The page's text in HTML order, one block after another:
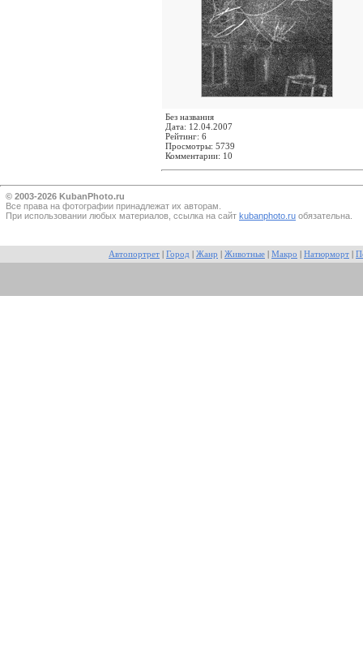
Без названия
Дата: 12.04.2007
Рейтинг: 6
Просмотры: 5739
Комментарии: 10
© 2003-2026 KubanPhoto.ru
Все прaва на фотографии принадлежат их авторам.
При использовании любых материалов, ссылка на сайт kubanphoto.ru обязательна.
Автопортрет Город Жанр Животные Макро Натюрморт